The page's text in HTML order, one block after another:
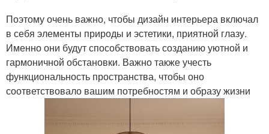
Поэтому очень важно, чтобы дизайн интерьера включал
в себя элементы природы и эстетики, приятной глазу.
Именно они будут способствовать созданию уютной и
гармоничной обстановки. Важно также учесть
функциональность пространства, чтобы оно
соответствовало вашим потребностям и образу жизни